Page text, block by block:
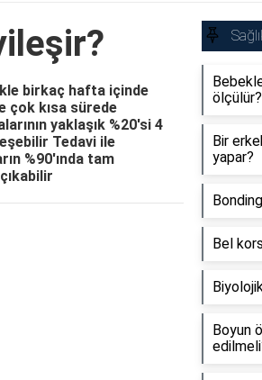
birkaç hafta içinde
çok kısa sürede
yaklaşık %20'si 4
Tedavi ile
%90'ında tam
ölçülür?
Bir
yapar?
Bel
Boyun